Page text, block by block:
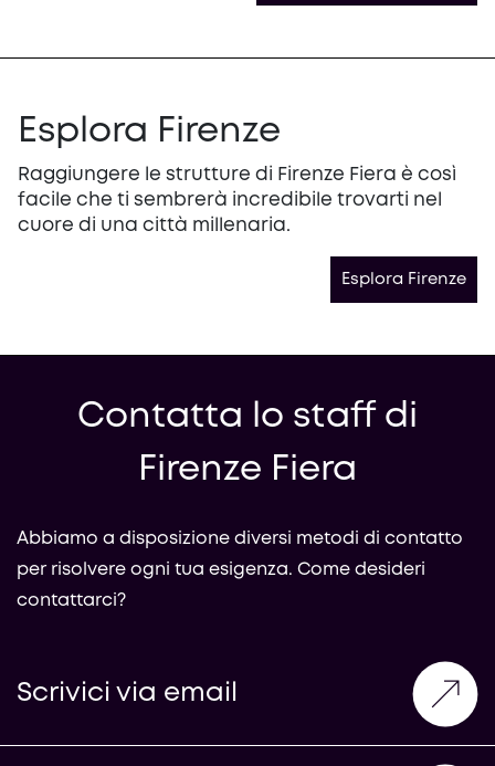
Esplora Firenze
Raggiungere le strutture di Firenze Fiera è così
facile che ti sembrerà incredibile trovarti nel
cuore di una città millenaria.
Esplora Firenze
Contatta lo staff di
Firenze Fiera
Abbiamo a disposizione diversi metodi di contatto
per risolvere ogni tua esigenza. Come desideri
contattarci?
Scrivici via email